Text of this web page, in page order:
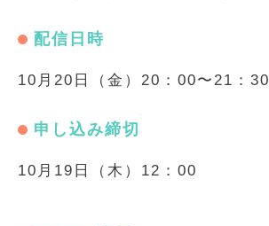
配信日時
10月20日（金）20：00〜21：30
申し込み締切
10月19日（木）12：00